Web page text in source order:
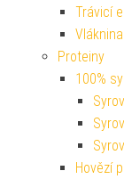
Trávicí
Vláknina
Proteiny
100%
Hovězí